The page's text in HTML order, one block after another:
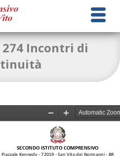
274 Incontri di